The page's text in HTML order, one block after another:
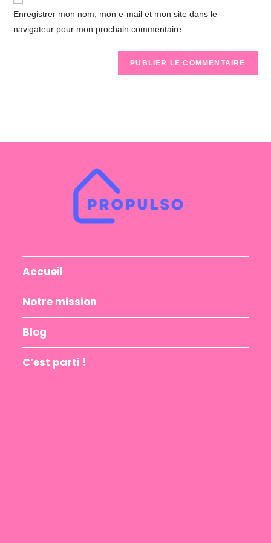
Enregistrer mon nom, mon e-mail et mon site dans le
navigateur pour mon prochain commentaire.
Accueil
Notre mission
Blog
C’est parti !